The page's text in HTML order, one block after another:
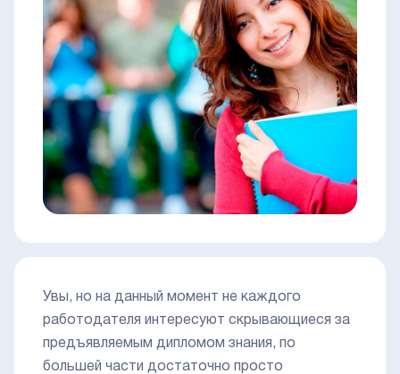
Увы, но на данный момент не каждого
работодателя интересуют скрывающиеся за
предъявляемым дипломом знания, по
большей части достаточно просто